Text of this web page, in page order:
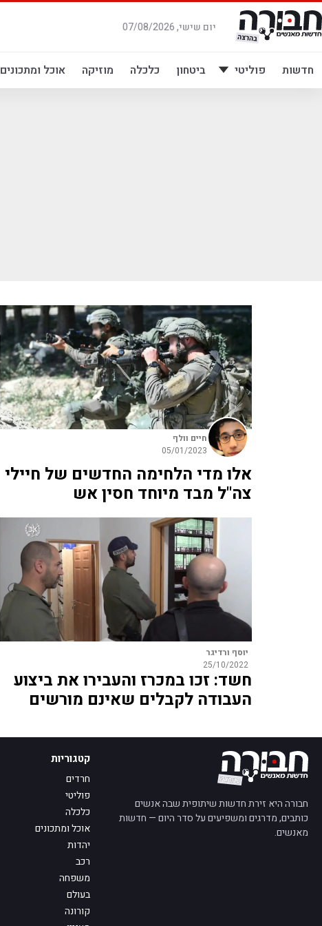
דלג
לתוכן
יום שישי, 07/08/2026
חדשות פוליטי ביטחון כלכלה מוזיקה אוכל ומתכונים
חיים וולף
05/01/2023
אלו מדי הלחימה החדשים של חיילי
צה"ל מבד מיוחד חסין אש
יוסף ורדיגר
25/10/2022
חשד: זכו במכרז והעבירו את ביצוע
העבודה לקבלים שאינם מורשים
חבורה היא זירת חדשות שיתופית שבה אנשים
כותבים, מדרגים ומשפיעים על סדר היום — חדשות
מאנשים.
קטגוריות
חרדים
פוליטי
כלכלה
אוכל ומתכונים
יהדות
רכב
משפחה
בעולם
קורונה